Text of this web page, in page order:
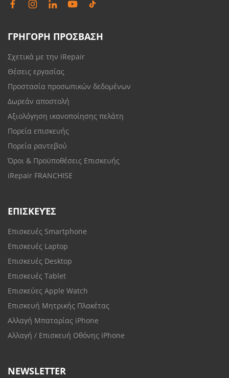
ΓΡΗΓΟΡΗ ΠΡΟΣΒΑΣΗ
Σχετικά με την iRepair
Θέσεις εργασίας
Προστασία προσωπικών δεδομένων
Δωρεάν αποστολή
Αξιολόγηση ικανοποίησης πελάτη
Πορεία επισκευής
Πορεία ραντεβού
Όροι & Προϋποθέσεις Επισκευής
iRepair FRANCHISE
ΕΠΙΣΚΕΥΈΣ
Επισκευές Smartphone
Επισκευές Laptop
Επισκευές Desktop
Επισκευές Tablet
Επισκεύες Apple Watch
Επισκευή Μητρικής Πλακέτας
Αλλαγή Μπαταρίας iPhone
Αλλαγή / Επισκευή Οθόνης iPhone
NEWSLETTER